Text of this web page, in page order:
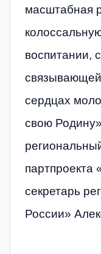
масштабная
воспитании,
связывающей
сердцах
свою
партпроекта
секретарь
России»